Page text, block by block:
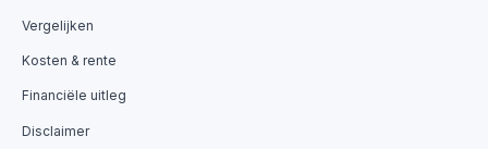
Vergelijken
Kosten & rente
Financiële uitleg
Disclaimer